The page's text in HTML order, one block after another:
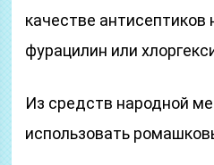
качестве антисептиков
фурацилин или
Из средств народной
использовать